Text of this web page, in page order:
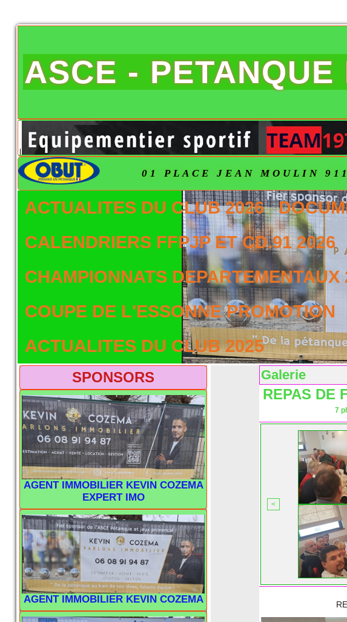
ASCE -
01 PLACE JEAN MOULIN
ACTUALITES DU CLUB 2026
CALENDRIERS FFPJP ET CD.91 2026
CHAMPIONNATS DEPARTEMENTAUX
COUPE DE L'ESSONNE PROMOTION
ACTUALITES DU CLUB 2025
SPONSORS
AGENT IMMOBILIER KEVIN COZEMA
EXPERT IMO
AGENT IMMOBILIER KEVIN COZEMA
Galerie
REPAS DE
7
<